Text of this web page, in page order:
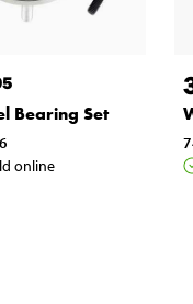
Bearing Set
online